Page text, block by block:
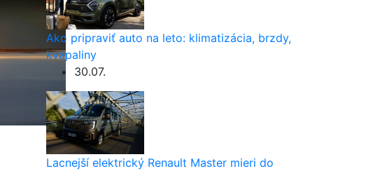
Ako pripraviť auto na leto: klimatizácia, brzdy,
kvapaliny
30.07.
Lacnejší elektrický Renault Master mieri do